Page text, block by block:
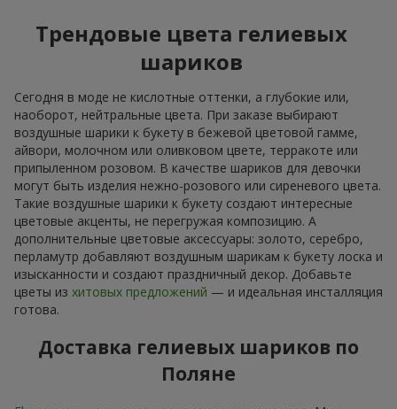
Трендовые цвета гелиевых
шариков
Сегодня в моде не кислотные оттенки, а глубокие или,
наоборот, нейтральные цвета. При заказе выбирают
воздушные шарики к букету в бежевой цветовой гамме,
айвори, молочном или оливковом цвете, терракоте или
припыленном розовом. В качестве шариков для девочки
могут быть изделия нежно-розового или сиреневого цвета.
Такие воздушные шарики к букету создают интересные
цветовые акценты, не перегружая композицию. А
дополнительные цветовые аксессуары: золото, серебро,
перламутр добавляют воздушным шарикам к букету лоска и
изысканности и создают праздничный декор. Добавьте
цветы из хитовых предложений — и идеальная инсталляция
готова.
Доставка гелиевых шариков по
Поляне